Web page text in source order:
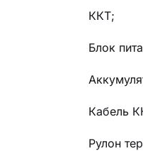
ККТ;
Блок
Кабель
Рулон